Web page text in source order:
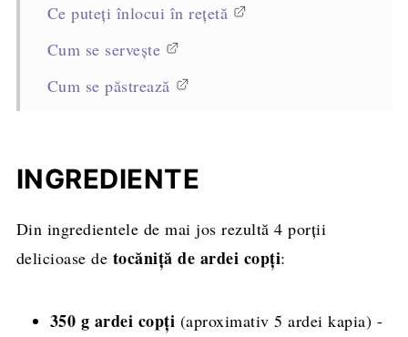
Ce puteți înlocui în rețetă
Cum se servește
Cum se păstrează
Alte rețete cu ardei copți
Rețeta completă, cantități și mod de
preparare
INGREDIENTE
Din ingredientele de mai jos rezultă 4 porții
delicioase de tocăniță de ardei copți:
350 g ardei copți (aproximativ 5 ardei kapia) -